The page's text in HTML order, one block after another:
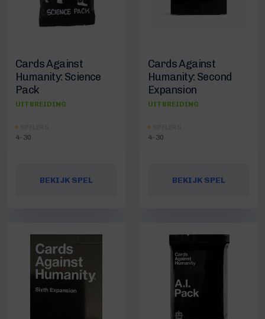
Cards Against
Humanity: Science
Pack
UITBREIDING
4-30
BEKIJK SPEL
Cards Against
Humanity: Second
Expansion
UITBREIDING
4-30
BEKIJK SPEL